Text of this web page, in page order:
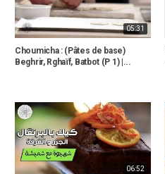
05:31
Choumicha : (Pâtes de base)
Beghrir, Rghaïf, Batbot (P 1) |...
06:52